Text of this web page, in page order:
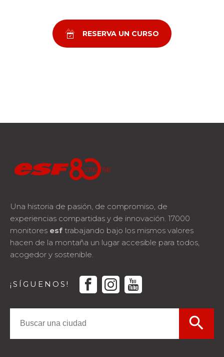
RESERVA UN CURSO
Una historia de pasión, de compromiso, de
experiencias compartidas y de innovación. 17000
monitores esf trabajando bajo los mismos valores
hacen de la montaña un lugar accesible para todos,
acogedor y sostenible.
¡SÍGUENOS! facebook instagram youtube
search